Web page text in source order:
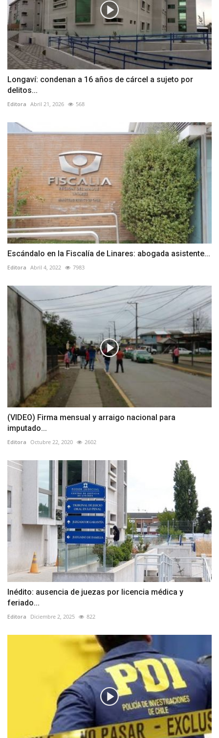
Longaví: condenan a 16 años de cárcel a sujeto por
delitos...
Editora Abril 21, 2026 568
Escándalo en la Fiscalía de Linares: abogada asistente...
Editora Abril 4, 2022 7983
(VIDEO) Firma mensual y arraigo nacional para
imputado...
Editora Octubre 22, 2020 2602
Inédito: ausencia de juezas por licencia médica y
feriado...
Editora Diciembre 2, 2025 822